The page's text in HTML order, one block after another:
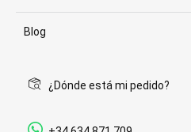
Blog
¿Dónde está mi pedido?